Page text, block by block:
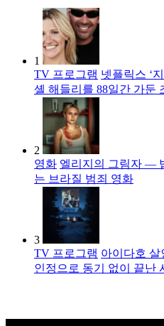
1
TV 프로그램 넷플릭스 ‘
셸 해들리를 88일간 가둔
2
영화 엘리지의 그림자 —
는 브라질 범죄 영화
3
TV 프로그램 아이다호
인정으로 동기 없이 끝난